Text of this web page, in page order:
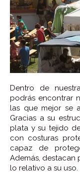
Dentro de
podrás encontrar
las que mejor se
Gracias a su
plata y su tejido
con costuras
capaz de
Además, destacan
lo relativo a su uso.